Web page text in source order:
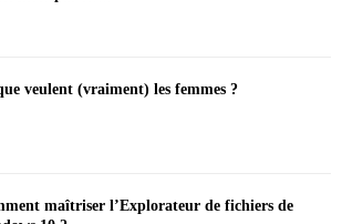
veulent (vraiment) les femmes ?
maîtriser l’Explorateur de fichiers de